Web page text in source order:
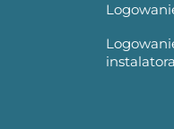
instalatora